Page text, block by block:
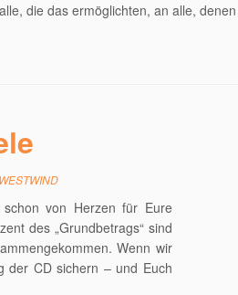
die das ermöglichten, an alle,
WESTWIND
von Herzen für Eure
des „Grundbetrags“ sind
Wenn wir
der CD sichern – und Euch